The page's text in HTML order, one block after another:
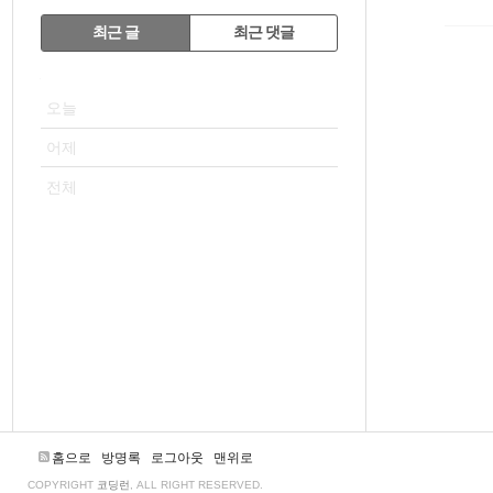
RECENTLY
최근 글 최근 댓글
오늘
어제
전체
홈으로 방명록 로그아웃 맨위로
COPYRIGHT 코딩런 , ALL RIGHT RESERVED.